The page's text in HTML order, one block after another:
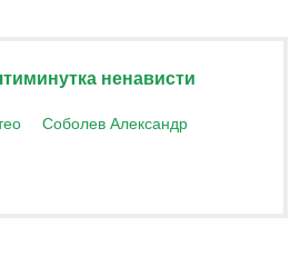
ненависти
Соболев Александр